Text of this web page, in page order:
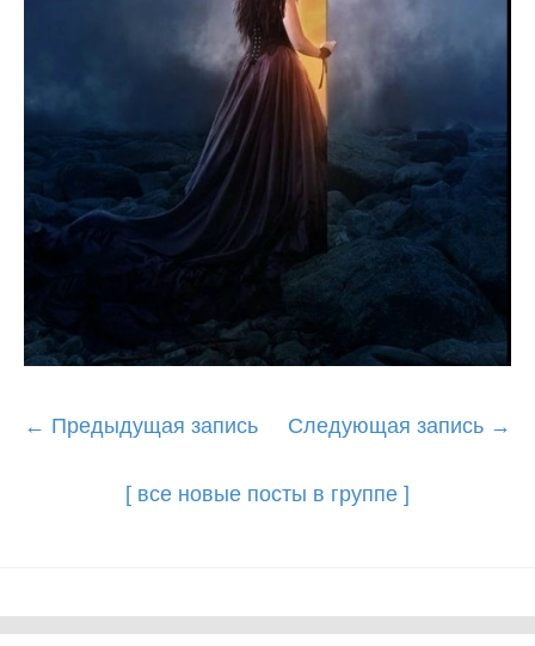
Post
← Предыдущая запись Следующая запись →
[ все новые посты в группе ]